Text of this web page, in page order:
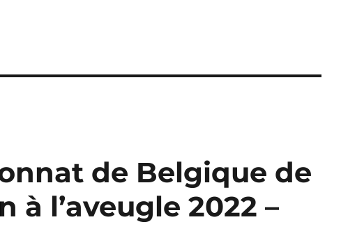
de Belgique de
l’aveugle 2022 –